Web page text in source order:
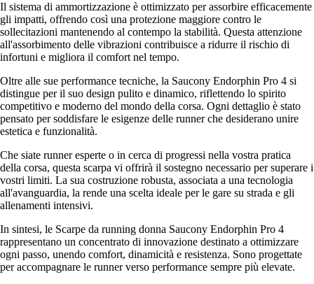
Il sistema di ammortizzazione è ottimizzato per assorbire efficacemente
gli impatti, offrendo così una protezione maggiore contro le
sollecitazioni mantenendo al contempo la stabilità. Questa attenzione
all'assorbimento delle vibrazioni contribuisce a ridurre il rischio di
infortuni e migliora il comfort nel tempo.
Oltre alle sue performance tecniche, la Saucony Endorphin Pro 4 si
distingue per il suo design pulito e dinamico, riflettendo lo spirito
competitivo e moderno del mondo della corsa. Ogni dettaglio è stato
pensato per soddisfare le esigenze delle runner che desiderano unire
estetica e funzionalità.
Che siate runner esperte o in cerca di progressi nella vostra pratica
della corsa, questa scarpa vi offrirà il sostegno necessario per superare i
vostri limiti. La sua costruzione robusta, associata a una tecnologia
all'avanguardia, la rende una scelta ideale per le gare su strada e gli
allenamenti intensivi.
In sintesi, le Scarpe da running donna Saucony Endorphin Pro 4
rappresentano un concentrato di innovazione destinato a ottimizzare
ogni passo, unendo comfort, dinamicità e resistenza. Sono progettate
per accompagnare le runner verso performance sempre più elevate.